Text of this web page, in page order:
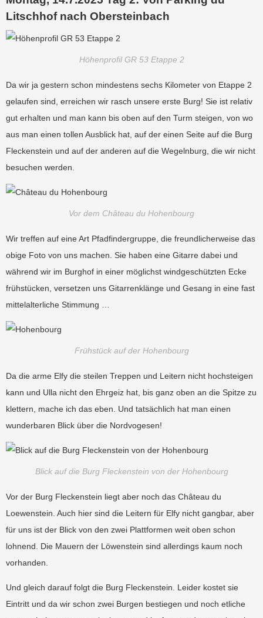
Litschhof nach Obersteinbach
Höhenprofil GR 53 Etappe 2
Da wir ja gestern schon mindestens sechs Kilometer von Etappe 2
gelaufen sind, erreichen wir rasch unsere erste Burg! Sie ist relativ
gut erhalten und man kann bis oben auf den Turm steigen, von wo
aus man einen tollen Ausblick hat, auf der einen Seite auf die Burg
Fleckenstein und auf der anderen auf die Wegelnburg, die wir nicht
besuchen werden.
Vor dem Château du Hohenbourg
Wir treffen auf eine Art Pfadfindergruppe, die freundlicherweise das
obige Foto von uns machen. Sie haben eine Gitarre dabei und
während wir im Burghof in einer möglichst windgeschützten Ecke
frühstücken, versetzen uns Gitarrenklänge und Gesang in eine fast
mittelalterliche Stimmung …
Frühstück auf der Hohenbourg
Da die arme Elfy die steilen Treppen und Leitern nicht hochsteigen
kann und Ulla nicht den Ehrgeiz hat, bis ganz oben an die Spitze zu
klettern, mache ich das eben. Und tatsächlich hat man einen
wunderbaren Blick über die Nordvogesen!
Blick auf die Burg Fleckenstein von der Hohenbourg
Vor der Burg Fleckenstein liegt aber noch das Château du
Loewenstein. Auch hier sind die Leitern für Elfy nicht gangbar, aber
für uns ist der Blick von den zwei Plattformen weit oben schon
lohnend. Die Mauern der Löwenstein sind allerdings kaum noch
vorhanden.
Und gleich darauf folgt die Burg Fleckenstein. Leider kostet sie
Eintritt und da wir schon zwei Burgen bestiegen und noch etliche